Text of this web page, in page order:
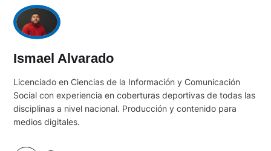
Ismael Alvarado
Licenciado en Ciencias de la Información y Comunicación
Social con experiencia en coberturas deportivas de todas las
disciplinas a nivel nacional. Producción y contenido para
medios digitales.